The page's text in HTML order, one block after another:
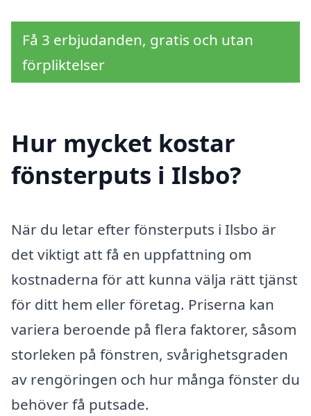
Få 3 erbjudanden, gratis och utan
förpliktelser
Hur mycket kostar
fönsterputs i Ilsbo?
När du letar efter fönsterputs i Ilsbo är
det viktigt att få en uppfattning om
kostnaderna för att kunna välja rätt tjänst
för ditt hem eller företag. Priserna kan
variera beroende på flera faktorer, såsom
storleken på fönstren, svårighetsgraden
av rengöringen och hur många fönster du
behöver få putsade.